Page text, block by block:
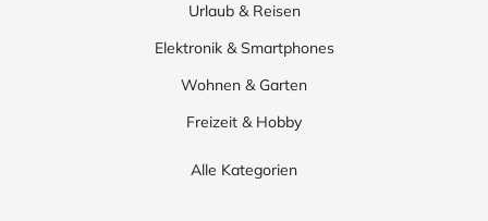
Urlaub & Reisen
Elektronik & Smartphones
Wohnen & Garten
Freizeit & Hobby
Alle Kategorien